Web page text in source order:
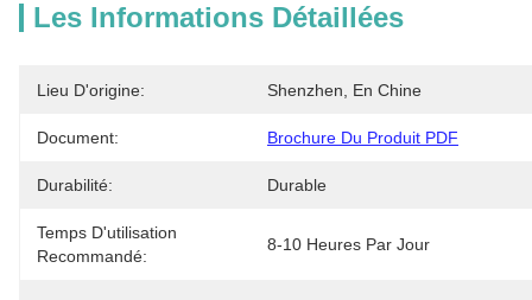
Les Informations Détaillées
Lieu D'origine: Shenzhen, En Chine
Document: Brochure Du Produit PDF
Durabilité: Durable
Temps D'utilisation
Recommandé:
8-10 Heures Par Jour